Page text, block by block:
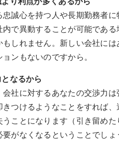
誠心を持つ人や長期勤務者
で異動することが可能であ
しれません。新しい会社に
ンもないのですから。
なるから
社に対するあなたの交渉力
つけるようなことをすれば
ことになります（引き留め
がなくなるということでし